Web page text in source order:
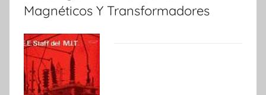
Magnéticos Y Transformadores